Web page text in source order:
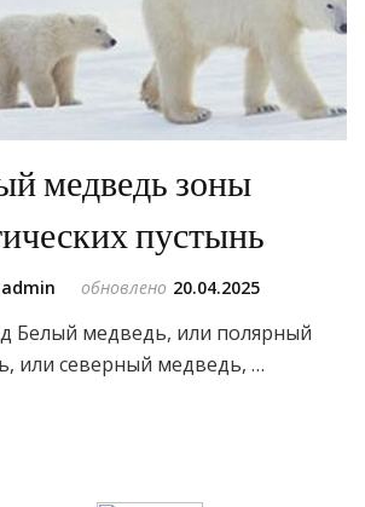
медведь зоны
пустынь
admin обновлено 20.04.2025
Белый медведь, или полярный
или северный медведь, …